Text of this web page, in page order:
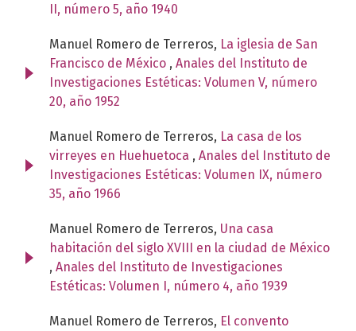
II, número 5, año 1940
Manuel Romero de Terreros, La iglesia de San
Francisco de México , Anales del Instituto de
Investigaciones Estéticas: Volumen V, número
20, año 1952
Manuel Romero de Terreros, La casa de los
virreyes en Huehuetoca , Anales del Instituto de
Investigaciones Estéticas: Volumen IX, número
35, año 1966
Manuel Romero de Terreros, Una casa
habitación del siglo XVIII en la ciudad de México
, Anales del Instituto de Investigaciones
Estéticas: Volumen I, número 4, año 1939
Manuel Romero de Terreros, El convento